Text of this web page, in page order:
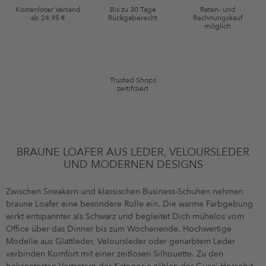
Gutscheinkonditionen
*Gutschein ab Anmeldung 60 Tage einmalig anwendbar. Nicht gültig auf
Kostenloser Versand
ab 24,95 €
Bis zu 30 Tage
Rückgaberecht
Raten- und
Rechnungskauf
möglich
Trusted Shops
zertifiziert
BRAUNE LOAFER AUS LEDER, VELOURSLEDER
UND MODERNEN DESIGNS
Zwischen Sneakern und klassischen Business-Schuhen nehmen
braune Loafer eine besondere Rolle ein. Die warme Farbgebung
wirkt entspannter als Schwarz und begleitet Dich mühelos vom
Office über das Dinner bis zum Wochenende. Hochwertige
Modelle aus Glattleder, Veloursleder oder genarbtem Leder
verbinden Komfort mit einer zeitlosen Silhouette. Zu den